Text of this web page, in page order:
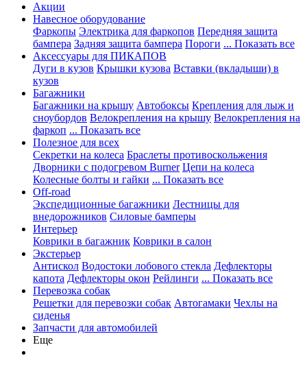
Акции
Навесное оборудование
Фаркопы Электрика для фаркопов Передняя защита
бампера Задняя защита бампера Пороги ... Показать все
Аксессуары для ПИКАПОВ
Дуги в кузов Крышки кузова Вставки (вкладыши) в
кузов
Багажники
Багажники на крышу Автобоксы Крепления для лыж и
сноубордов Велокрепления на крышу Велокрепления на
фаркоп ... Показать все
Полезное для всех
Секретки на колеса Браслеты противоскольжения
Дворники с подогревом Burner Цепи на колеса
Колесные болты и гайки ... Показать все
Off-road
Экспедиционные багажники Лестницы для
внедорожников Силовые бамперы
Интерьер
Коврики в багажник Коврики в салон
Экстерьер
Антискол Водостоки лобового стекла Дефлекторы
капота Дефлекторы окон Рейлинги ... Показать все
Перевозка собак
Решетки для перевозки собак Автогамаки Чехлы на
сиденья
Запчасти для автомобилей
Еще